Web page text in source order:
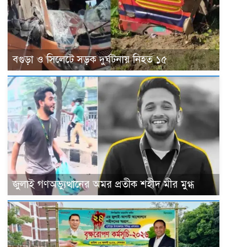
বগুড়া ও সিলেটে সড়ক দুর্ঘটনায় নিহত ১৫
জুলাই গণঅভ্যুত্থানের অমর প্রতীক শহীদ মীর মুগ্ধ